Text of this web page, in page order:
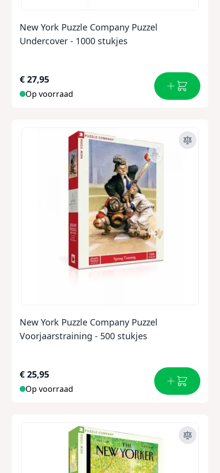
New York Puzzle Company Puzzel
Undercover - 1000 stukjes
€ 27,95
Op voorraad
New York Puzzle Company Puzzel
Voorjaarstraining - 500 stukjes
€ 25,95
Op voorraad